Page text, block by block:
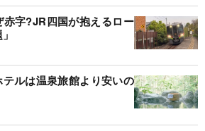
字?JR四国が抱えるロー
ルは温泉旅館より安いの